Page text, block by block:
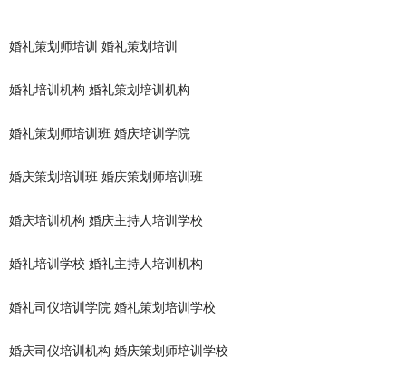
婚礼策划师培训 婚礼策划培训
婚礼培训机构 婚礼策划培训机构
婚礼策划师培训班 婚庆培训学院
婚庆策划培训班 婚庆策划师培训班
婚庆培训机构 婚庆主持人培训学校
婚礼培训学校 婚礼主持人培训机构
婚礼司仪培训学院 婚礼策划培训学校
婚庆司仪培训机构 婚庆策划师培训学校